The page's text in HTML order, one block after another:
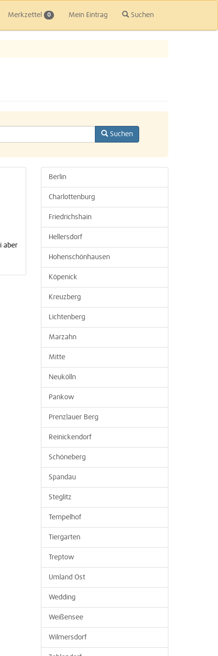
Merkzettel 0 Mein Eintrag Suchen
Suchen
aber
Berlin
Charlottenburg
Friedrichshain
Hellersdorf
Hohenschönhausen
Köpenick
Kreuzberg
Lichtenberg
Marzahn
Mitte
Neukölln
Pankow
Prenzlauer Berg
Reinickendorf
Schöneberg
Spandau
Steglitz
Tempelhof
Tiergarten
Treptow
Umland Ost
Wedding
Weißensee
Wilmersdorf